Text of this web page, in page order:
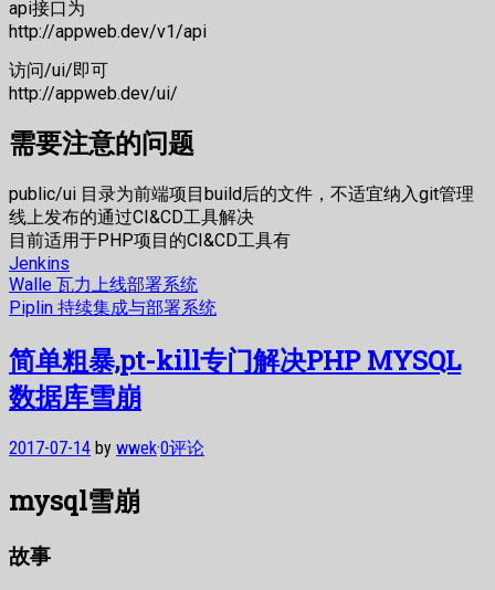
api接口为
http://appweb.dev/v1/api
访问/ui/即可
http://appweb.dev/ui/
需要注意的问题
public/ui 目录为前端项目build后的文件，不适宜纳入git管理
线上发布的通过CI&CD工具解决
目前适用于PHP项目的CI&CD工具有
Jenkins
Walle 瓦力上线部署系统
Piplin 持续集成与部署系统
简单粗暴,pt-kill专门解决PHP MYSQL
数据库雪崩
2017-07-14 by wwek·0评论
mysql雪崩
故事